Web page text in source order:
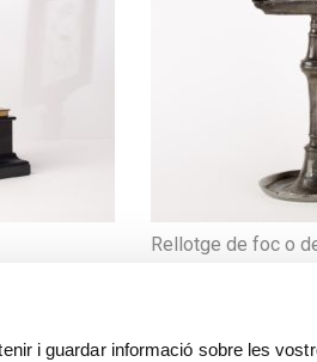
i guardar informació sobre les
Rellotge de foc o